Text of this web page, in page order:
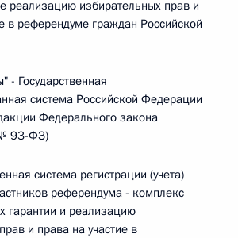
реализацию избирательных прав и
в референдуме граждан Российской
- Государственная
система Российской Федерации
Федерального закона
93-ФЗ)
система регистрации (учета)
референдума - комплекс
гарантии и реализацию
и права на участие в